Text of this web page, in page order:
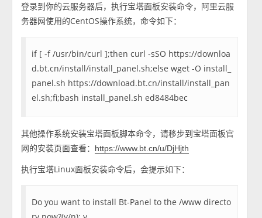
登录到你的云服务器后，执行宝塔面板安装命令，阿里云服
务器网使用的CentOS操作系统，命令如下：
if [ -f /usr/bin/curl ];then curl -sSO https://downloa
d.bt.cn/install/install_panel.sh;else wget -O install_
panel.sh https://download.bt.cn/install/install_pan
el.sh;fi;bash install_panel.sh ed8484bec
其他操作系统安装宝塔面板脚本命令，请移步到宝塔面板官
网的安装页面查看：
https://www.bt.cn/u/DjHjth
执行宝塔Linux面板安装命令后，会提示如下：
Do you want to install Bt-Panel to the /www directo